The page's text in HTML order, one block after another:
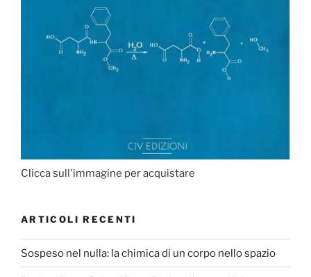
Clicca sull'immagine per acquistare
ARTICOLI RECENTI
Sospeso nel nulla: la chimica di un corpo nello spazio